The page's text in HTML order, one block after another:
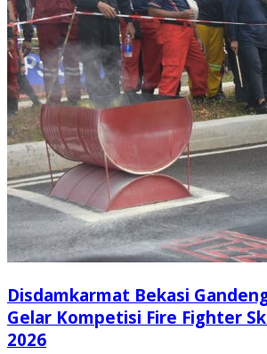
Disdamkarmat Bekasi
Gelar Kompetisi Fire Fighter
2026